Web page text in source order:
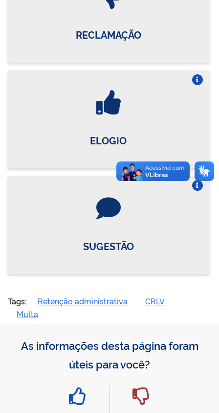
RECLAMAÇÃO
ELOGIO
SUGESTÃO
Tags: Retenção administrativa
CRLV
Multa
As informações desta página foram
úteis para você?